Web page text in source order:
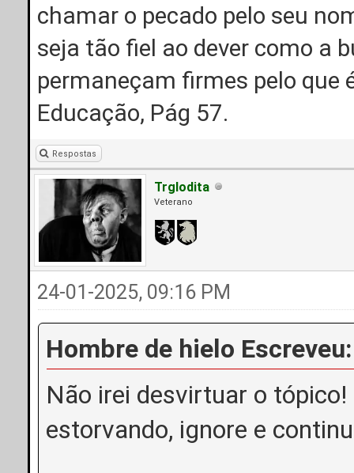
chamar o pecado pelo seu
seja tão fiel ao dever como a
permaneçam firmes pelo que
Educação, Pág 57.
Respostas
Trglodita
Veterano
24-01-2025, 09:16 PM
Hombre de hielo Escreveu:
Não irei desvirtuar o
estorvando, ignore e